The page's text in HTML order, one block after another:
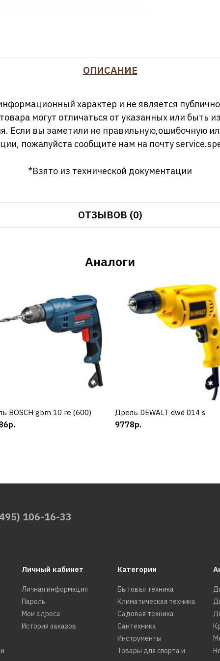
ОПИСАНИЕ
характер и не является
могут отличаться от указанных или быть
Если вы заметили не правильную,ошибочную
пожалуйста сообщите нам на почту
*Взято из технической документации
ОТЗЫВОВ (0)
Аналоги
КУПИТЬ
BOSCH gbm 10 re (600) КУПИТЬ
Дрель DEWALT dwd 014 s
9778р.
106-16-33
Личный кабинет
Личная информация
Пароль
Мои адреса
История заказов
Категории
Бытовая техника
Климатическая техника
Садовая техника
Сантехника
Инструменты
Товары для спорта и